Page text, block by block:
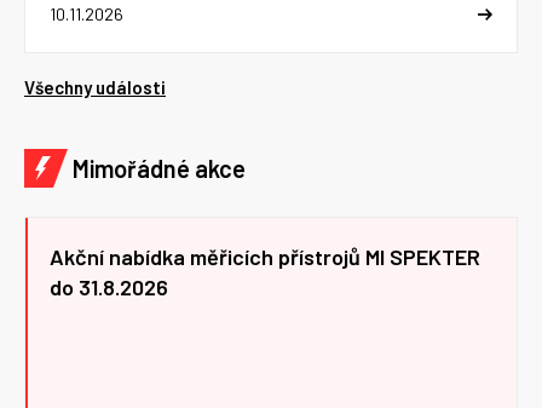
10.11.2026
Všechny události
Mimořádné akce
Akční nabídka měřicích přístrojů MI SPEKTER
do 31.8.2026